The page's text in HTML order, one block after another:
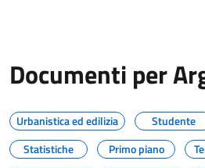
Documenti per
Urbanistica ed edilizia Studente
Statistiche
Primo piano